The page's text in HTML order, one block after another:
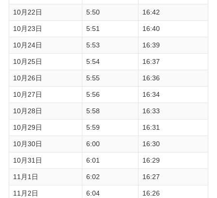
10月22日 5:50 16:42
10月23日 5:51 16:40
10月24日 5:53 16:39
10月25日 5:54 16:37
10月26日 5:55 16:36
10月27日 5:56 16:34
10月28日 5:58 16:33
10月29日 5:59 16:31
10月30日 6:00 16:30
10月31日 6:01 16:29
11月1日 6:02 16:27
11月2日 6:04 16:26